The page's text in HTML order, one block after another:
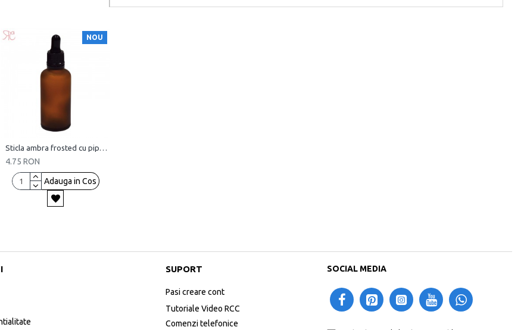
NOU
Sticla ambra frosted cu pipeta, 50 ml
4.75 RON
Adauga in Cos
SUPORT
Pasi creare cont
Tutoriale Video RCC
Comenzi telefonice
SOCIAL MEDIA